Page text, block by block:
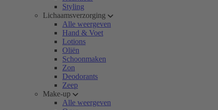
Styling
Lichaamsverzorging
Alle weergeven
Hand & Voet
Lotions
Oliën
Schoonmaken
Zon
Deodorants
Zeep
Make-up
Alle weergeven